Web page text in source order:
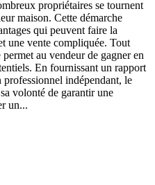
propriétaires se tournent
maison. Cette démarche
qui peuvent faire la
une vente compliquée. Tout
au vendeur de gagner en
En fournissant un rapport
professionnel indépendant, le
volonté de garantir une
un...